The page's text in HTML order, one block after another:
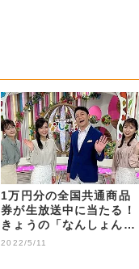
1万円分の全国共通商品
券が生放送中に当たる！
きょうの「なんしょん？
生電話クイズ」...
2022/5/11